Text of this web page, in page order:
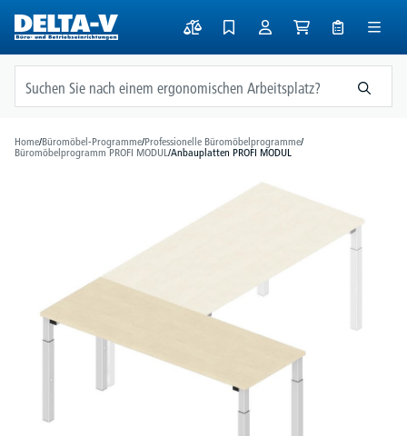
springen
Home/Büromöbel-Programme/Professionelle Büromöbelprogramme/
Büromöbelprogramm PROFI MODUL/Anbauplatten PROFI MODUL